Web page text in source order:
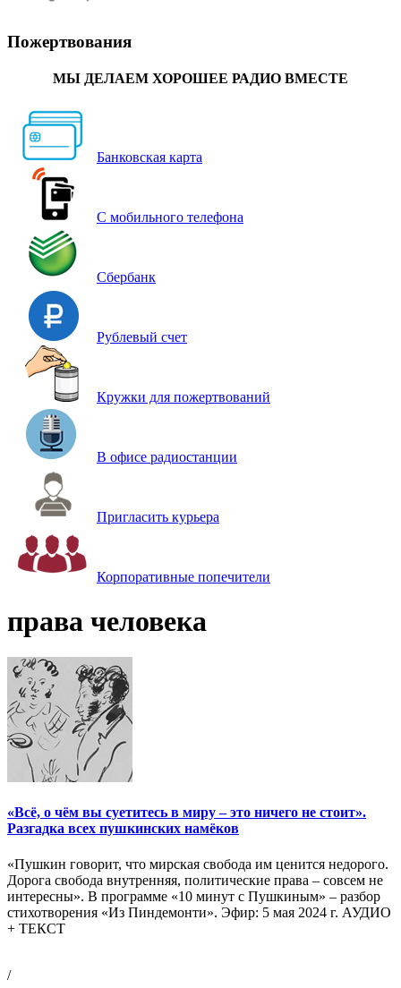
Пожертвования
МЫ ДЕЛАЕМ ХОРОШЕЕ РАДИО ВМЕСТЕ
Банковская карта
С мобильного телефона
Сбербанк
Рублевый счет
Кружки для пожертвований
В офисе радиостанции
Пригласить курьера
Корпоративные попечители
права человека
«Всё, о чём вы суетитесь в миру – это ничего не стоит».
Разгадка всех пушкинских намёков
«Пушкин говорит, что мирская свобода им ценится недорого.
Дорога свобода внутренняя, политические права – совсем не
интересны». В программе «10 минут с Пушкиным» – разбор
стихотворения «Из Пиндемонти». Эфир: 5 мая 2024 г. АУДИО
+ ТЕКСТ
/